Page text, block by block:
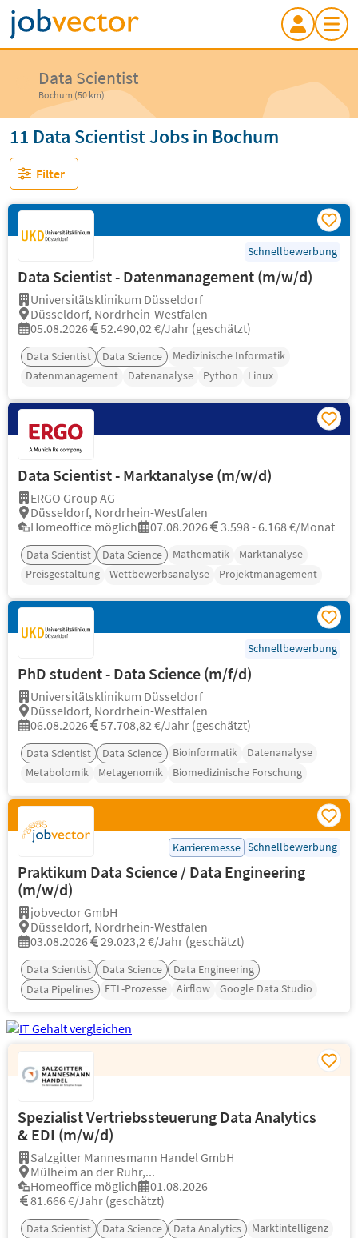
Data Scientist
Bochum (50 km)
11 Data Scientist Jobs in Bochum
Filter
Schnellbewerbung
Data Scientist - Datenmanagement (m/w/d)
Universitätsklinikum Düsseldorf
Düsseldorf, Nordrhein-Westfalen
05.08.2026
52.490,02 €/Jahr (geschätzt)
Data Scientist Data Science
Medizinische Informatik
Datenmanagement
Datenanalyse Python Linux
Data Scientist - Marktanalyse (m/w/d)
ERGO Group AG
Düsseldorf, Nordrhein-Westfalen
Homeoffice möglich
07.08.2026 3.598 - 6.168 €/Monat
Data Scientist Data Science Mathematik
Marktanalyse
Preisgestaltung
Wettbewerbsanalyse Projektmanagement
Schnellbewerbung
PhD student - Data Science (m/f/d)
Universitätsklinikum Düsseldorf
Düsseldorf, Nordrhein-Westfalen
06.08.2026
57.708,82 €/Jahr (geschätzt)
Data Scientist Data Science Bioinformatik
Datenanalyse
Metabolomik
Metagenomik Biomedizinische Forschung
Karrieremesse Schnellbewerbung
Praktikum Data Science / Data Engineering
(m/w/d)
jobvector GmbH
Düsseldorf, Nordrhein-Westfalen
03.08.2026
29.023,2 €/Jahr (geschätzt)
Data Scientist Data Science
Data Engineering
Data Pipelines
ETL-Prozesse Airflow Google Data Studio
Spezialist Vertriebssteuerung Data Analytics
& EDI (m/w/d)
Salzgitter Mannesmann Handel GmbH
Mülheim an der Ruhr,...
Homeoffice möglich
01.08.2026
81.666 €/Jahr (geschätzt)
Data Scientist Data Science Data Analytics
Marktintelligenz